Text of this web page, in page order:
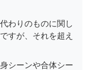
わりのものに関し
すが、それを超え
シーンや合体シー